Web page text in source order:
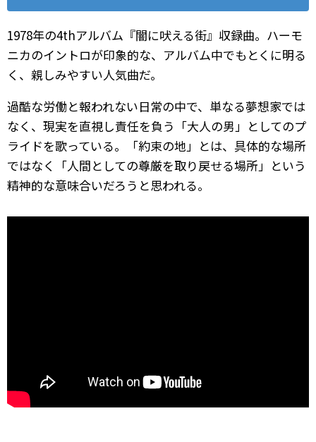
1978年の4thアルバム『闇に吠える街』収録曲。ハーモ
ニカのイントロが印象的な、アルバム中でもとくに明る
く、親しみやすい人気曲だ。
過酷な労働と報われない日常の中で、単なる夢想家では
なく、現実を直視し責任を負う「大人の男」としてのプ
ライドを歌っている。「約束の地」とは、具体的な場所
ではなく「人間としての尊厳を取り戻せる場所」という
精神的な意味合いだろうと思われる。